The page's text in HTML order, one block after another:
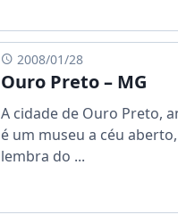
2008/01/28
Ouro Preto – MG
A cidade de Ouro Preto,
é um museu a céu
lembra do ...